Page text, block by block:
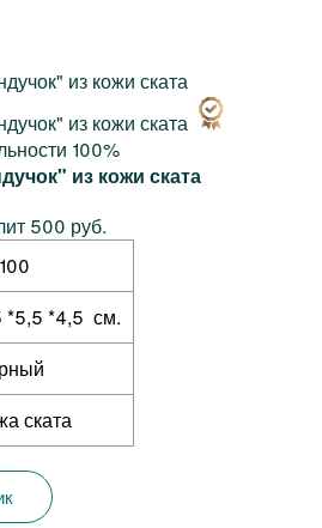
100%
из кожи ската
500 руб.
*5,5 *4,5 см.
ската